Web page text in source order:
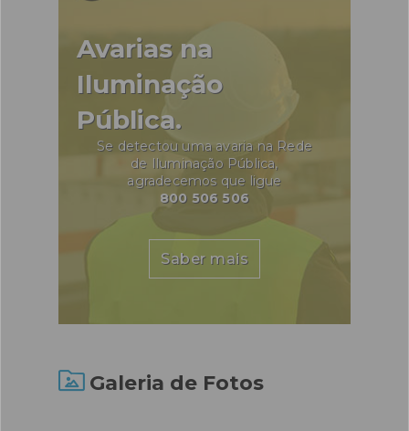
Avarias na
Iluminação
Pública.
Se detectou uma avaria na Rede
de Iluminação Pública,
agradecemos que ligue
800 506 506
Saber mais
Galeria de Fotos